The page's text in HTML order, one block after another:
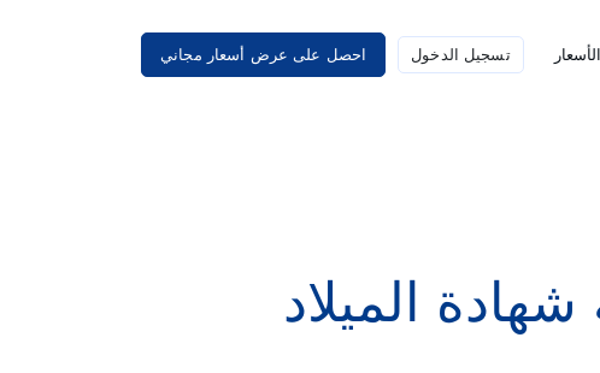
الأسعار تسجيل الدخول احصل على عرض أسعار مجاني
الميلاد